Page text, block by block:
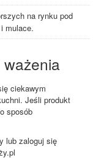
na rynku pod
mulace.
ciekawym
Jeśli produkt
sposób
lub zaloguj się